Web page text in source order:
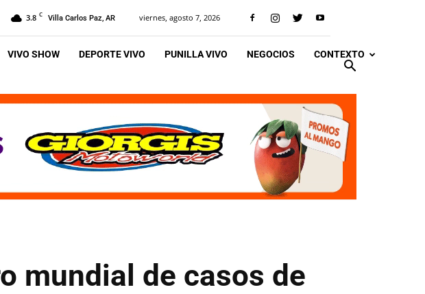
3.8 C Villa Carlos Paz, AR viernes, agosto 7, 2026
VIVO SHOW DEPORTE VIVO PUNILLA VIVO NEGOCIOS CONTEXTO
mundial de casos de